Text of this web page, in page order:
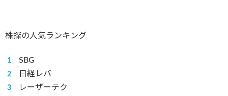
株探の人気ランキング
SBG
日経レバ
レーザーテク